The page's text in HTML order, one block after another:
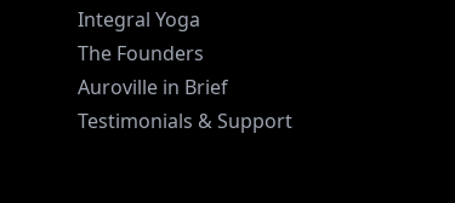
Integral Yoga
The Founders
Auroville in Brief
Testimonials & Support